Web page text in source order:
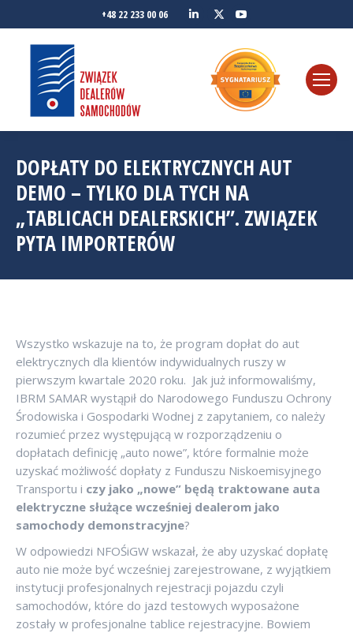
+48 22 233 00 06
Linkedin
Twitter
DOPŁATY DO ELEKTRYCZNYCH AUT
DEMO – TYLKO DLA TYCH NA
„TABLICACH DEALERSKICH”. ZWIĄZEK
PYTA IMPORTERÓW
Wszystko wskazuje na to, że program dopłat do aut
elektrycznych dla klientów indywidualnych ruszy w
pierwszym kwartale 2020 roku. Jak już informowaliśmy,
IBRM SAMAR wystąpił do Narodowego Funduszu Ochrony
Środowiska i Gospodarki Wodnej z zapytaniem, co należy
rozumieć przez występującą w rozporządzeniu o
dopłatach definicję „auto nowe”, które formalnie może
uzyskać możliwość dopłaty z Funduszu Niskoemisyjnego
Transportu i czy jako „nowe” będą traktowane auta
elektryczne służące wcześniej dealerom jako
samochody demonstracyjne?
W odpowiedzi NFOŚiGW wskazał, że aby uzyskać dopłatę
auto nie może być wcześniej zarejestrowane, z wyjątkiem
instytucji profesjonalnych rejestracji pojazdu czyli
samochodów, które do jazd testowych wyposażone
zostały w profesjonalne tablice rejestracyjne. Bowiem